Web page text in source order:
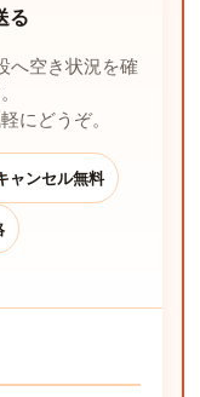
る
へ空き状況を確
にどうぞ。
ャンセル無料